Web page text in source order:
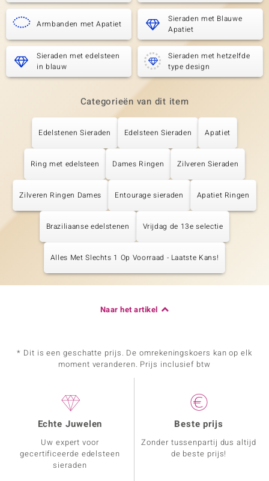
Armbanden met Apatiet
Sieraden met Blauwe
Apatiet
Sieraden met edelsteen
in blauw
Sieraden met hetzelfde
type design
Categorieën van dit item
Edelstenen Sieraden Edelsteen Sieraden Apatiet
Ring met edelsteen Dames Ringen Zilveren Sieraden
Zilveren Ringen Dames Entourage sieraden Apatiet Ringen
Braziliaanse edelstenen Vrijdag de 13e selectie
Alles Met Slechts 1 Op Voorraad - Laatste Kans!
Naar het artikel
* Dit is een geschatte prijs. De omrekeningskoers kan op elk
moment veranderen. Prijs inclusief btw
Echte Juwelen
Uw expert voor
gecertificeerde edelsteen
sieraden
Beste prijs
Zonder tussenpartij dus altijd
de beste prijs!